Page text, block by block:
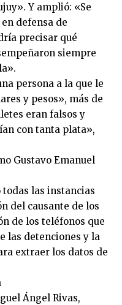
Y amplió: «Se
defensa de
precisar qué
siempre
persona a la que le
y pesos», más de
eran falsos y
con tanta plata»,
Gustavo Emanuel
las instancias
del causante de los
de los teléfonos que
las detenciones y la
extraer los datos de
Ángel Rivas,